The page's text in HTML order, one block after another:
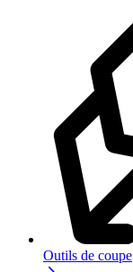
Outils de coupe